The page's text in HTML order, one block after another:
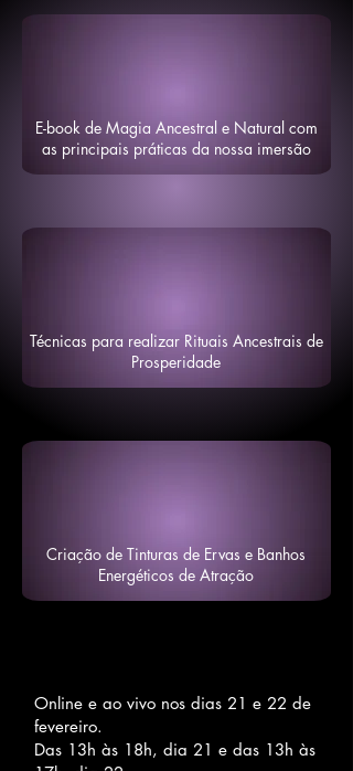
E-book de Magia Ancestral e Natural com
as principais práticas da nossa imersão
Técnicas para realizar Rituais Ancestrais de
Prosperidade
Criação de Tinturas de Ervas e Banhos
Energéticos de Atração
Online e ao vivo nos dias 21 e 22 de
fevereiro.
Das 13h às 18h, dia 21 e das 13h às